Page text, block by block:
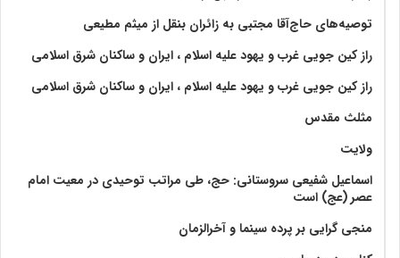
توصیه‌های حاج‌آقا مجتبی به زائران بنقل از میثم مطیعی
راز کین جویی غرب و یهود علیه اسلام ، ایران و ساکنان شرق اسلامی
راز کین جویی غرب و یهود علیه اسلام ، ایران و ساکنان شرق اسلامی
مثلث مقدس
ولايت‏
اسماعیل شفیعی سروستانی: حج، طی مراتب توحیدی در معیت امام
عصر (عج) است
منجی گرایی بر پرده سینما و آخرالزمان